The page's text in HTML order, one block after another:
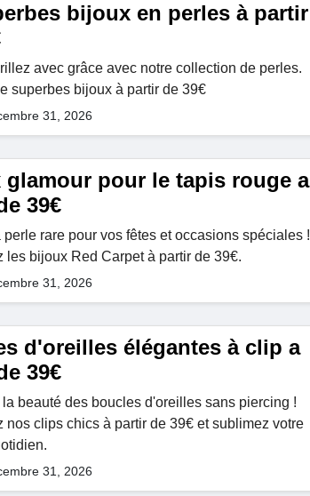
bijoux en perles à partir
avec grâce avec notre collection de perles.
superbes bijoux à partir de 39€
31, 2026
glamour pour le tapis rouge a
39€
perle rare pour vos fêtes et occasions spéciales !
les bijoux Red Carpet à partir de 39€.
31, 2026
d'oreilles élégantes à clip a
39€
beauté des boucles d'oreilles sans piercing !
nos clips chics à partir de 39€ et sublimez votre
31, 2026